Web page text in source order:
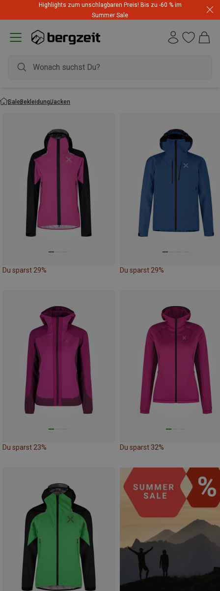
Highlights zum unschlagbaren Preis! Bis zu -60 % im
Summer Sale
SaleBekleidungJacken
Du sparst 29% Du sparst 29%
Du sparst 23% Du sparst 32%